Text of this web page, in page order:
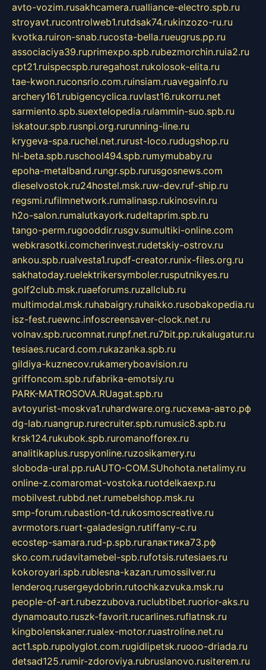
avto-vozim.rusakhcamera.rualliance-electro.spb.ru
stroyavt.rucontrolweb1.rutdsak74.rukinzozo-ru.ru
kvotka.ruiron-snab.rucosta-bella.rueugrus.pp.ru
associaciya39.ruprimexpo.spb.rubezmorchin.ruia2.ru
cpt21.ruispecspb.ruregahost.rukolosok-elita.ru
tae-kwon.ruconsrio.com.ruinsiam.ruavegainfo.ru
archery161.rubigencyclica.ruvlast16.rukorru.net
sarmiento.spb.suextelopedia.rulammin-suo.spb.ru
iskatour.spb.rusnpi.org.rurunning-line.ru
krygeva-spa.ruchel.net.rurust-loco.rudugshop.ru
hl-beta.spb.ruschool494.spb.rumymubaby.ru
epoha-metalband.rungr.spb.rurusgosnews.com
dieselvostok.ru24hostel.msk.ruw-dev.ruf-ship.ru
regsmi.rufilmnetwork.rumalinasp.rukinosvin.ru
h2o-salon.rumalutkayork.rudeltaprim.spb.ru
tango-perm.rugooddir.rusgv.sumultiki-online.com
webkrasotki.comcherinvest.rudetskiy-ostrov.ru
ankou.spb.rualvesta1.rupdf-creator.runix-files.org.ru
sakhatoday.ruelektrikersymboler.rusputnikyes.ru
golf2club.msk.ruaeforums.ruzallclub.ru
multimodal.msk.ruhabaigry.ruhaikko.rusobakopedia.ru
isz-fest.ruewnc.infoscreensaver-clock.net.ru
volnav.spb.rucomnat.runpf.net.ru7bit.pp.rukalugatur.ru
tesiaes.rucard.com.rukazanka.spb.ru
gildiya-kuznecov.rukameryboavision.ru
griffoncom.spb.rufabrika-emotsiy.ru
PARK-MATROSOVA.RUagat.spb.ru
avtoyurist-moskva1.ruhardware.org.ruсхема-авто.рф
dg-lab.ruangrup.rurecruiter.spb.rumusic8.spb.ru
krsk124.rukubok.spb.ruromanofforex.ru
analitikaplus.ruspyonline.ruzosikamery.ru
sloboda-ural.pp.ruAUTO-COM.SUhohota.netalimy.ru
online-z.comaromat-vostoka.ruotdelkaexp.ru
mobilvest.rubbd.net.rumebelshop.msk.ru
smp-forum.rubastion-td.rukosmoscreative.ru
avrmotors.ruart-galadesign.rutiffany-c.ru
ecostep-samara.rud-p.spb.ruгалактика73.рф
sko.com.rudavitamebel-spb.rufotsis.rutesiaes.ru
kokoroyari.spb.rublesna-kazan.rumossilver.ru
lenderoq.rusergeydobrin.rutochkazvuka.msk.ru
people-of-art.rubezzubova.ruclubtibet.ruorior-aks.ru
dynamoauto.ruszk-favorit.rucarlines.ruflatnsk.ru
kingbolenskaner.rualex-motor.ruastroline.net.ru
act1.spb.rupolyglot.com.rugidlipetsk.ruooo-driada.ru
detsad125.rumir-zdoroviya.rubruslanovo.rusiterem.ru